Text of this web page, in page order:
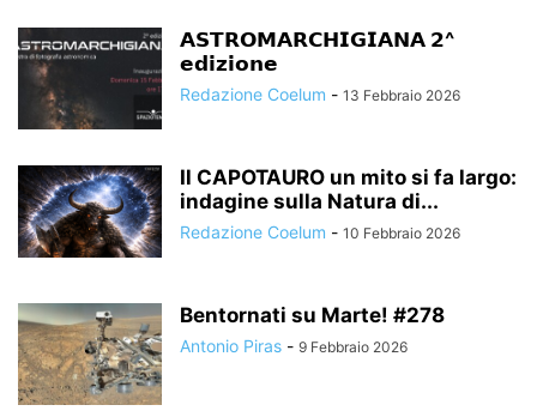
𝗔𝗦𝗧𝗥𝗢𝗠𝗔𝗥𝗖𝗛𝗜𝗚𝗜𝗔𝗡𝗔 𝟮^
𝗲𝗱𝗶𝘇𝗶𝗼𝗻𝗲
Redazione Coelum - 13 Febbraio 2026
Il CAPOTAURO un mito si fa largo:
indagine sulla Natura di...
Redazione Coelum - 10 Febbraio 2026
Bentornati su Marte! #278
Antonio Piras - 9 Febbraio 2026